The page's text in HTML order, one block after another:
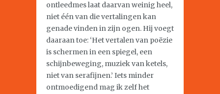
ontleedmes laat daarvan weinig heel,
niet één van die vertalingen kan
genade vinden in zijn ogen. Hij voegt
daaraan toe: ‘Het vertalen van poëzie
is schermen in een spiegel, een
schijnbeweging, muziek van ketels,
niet van serafijnen.’ Iets minder
ontmoedigend mag ik zelf het